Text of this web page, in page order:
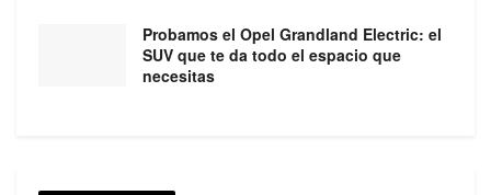
Probamos el Opel Grandland Electric: el
SUV que te da todo el espacio que
necesitas